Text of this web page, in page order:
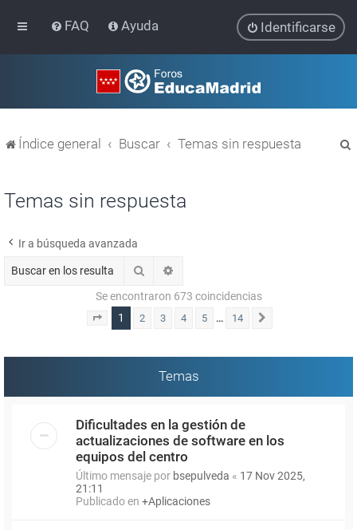
FAQ Ayuda Identificarse
Índice general Buscar Temas sin respuesta
Temas sin respuesta
Ir a búsqueda avanzada
Buscar
Se encontraron 673 coincidencias
Página 1de 14
1 2 3 4 5 … 14
Temas
Dificultades en la gestión de
actualizaciones de software en los
equipos del centro
Último mensaje por bsepulveda « 17 Nov 2025,
21:11
Publicado en +Aplicaciones